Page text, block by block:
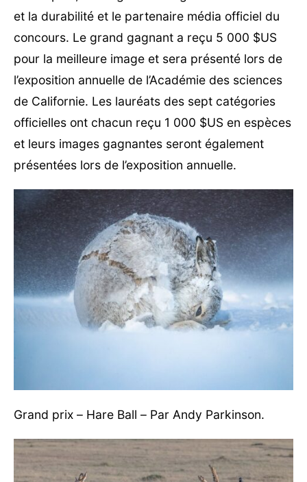
et la durabilité et le partenaire média officiel du
concours. Le grand gagnant a reçu 5 000 $US
pour la meilleure image et sera présenté lors de
l’exposition annuelle de l’Académie des sciences
de Californie. Les lauréats des sept catégories
officielles ont chacun reçu 1 000 $US en espèces
et leurs images gagnantes seront également
présentées lors de l’exposition annuelle.
Grand prix – Hare Ball – Par Andy Parkinson.